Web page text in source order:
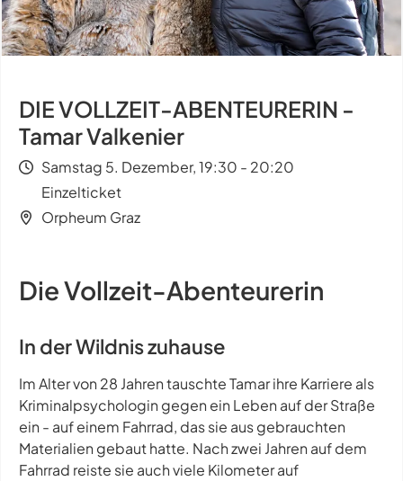
DIE VOLLZEIT-ABENTEURERIN -
Tamar Valkenier
Samstag 5. Dezember, 19:30 - 20:20
Einzelticket
Orpheum Graz
Die Vollzeit-Abenteurerin
In der Wildnis zuhause
Im Alter von 28 Jahren tauschte Tamar ihre Karriere als
Kriminalpsychologin gegen ein Leben auf der Straße
ein - auf einem Fahrrad, das sie aus gebrauchten
Materialien gebaut hatte. Nach zwei Jahren auf dem
Fahrrad reiste sie auch viele Kilometer auf